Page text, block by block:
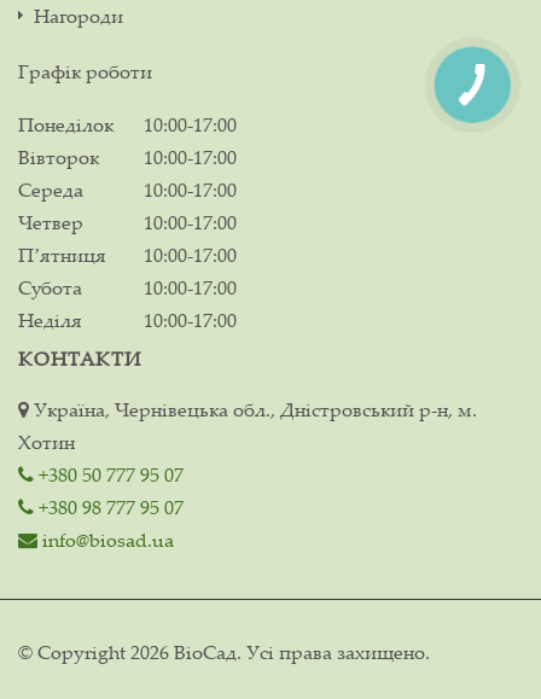
Нагороди
Графік роботи
Понеділок
10:00-17:00
Вівторок
10:00-17:00
Середа
10:00-17:00
Четвер
10:00-17:00
Пʼятниця
10:00-17:00
Субота
10:00-17:00
Неділя
10:00-17:00
КОНТАКТИ
Україна, Чернівецька обл., Дністровський р-н, м.
Хотин
+380 50 777 95 07
+380 98 777 95 07
info@biosad.ua
© Copyright 2026 ВіоСад. Усі права захищено.